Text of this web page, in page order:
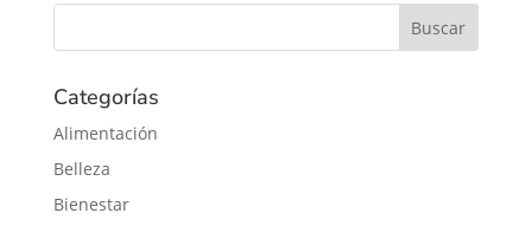
Categorías
Alimentación
Belleza
Bienestar